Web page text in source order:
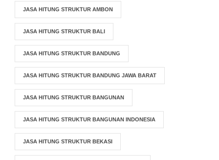
JASA HITUNG STRUKTUR AMBON
JASA HITUNG STRUKTUR BALI
JASA HITUNG STRUKTUR BANDUNG
JASA HITUNG STRUKTUR BANDUNG JAWA BARAT
JASA HITUNG STRUKTUR BANGUNAN
JASA HITUNG STRUKTUR BANGUNAN INDONESIA
JASA HITUNG STRUKTUR BEKASI